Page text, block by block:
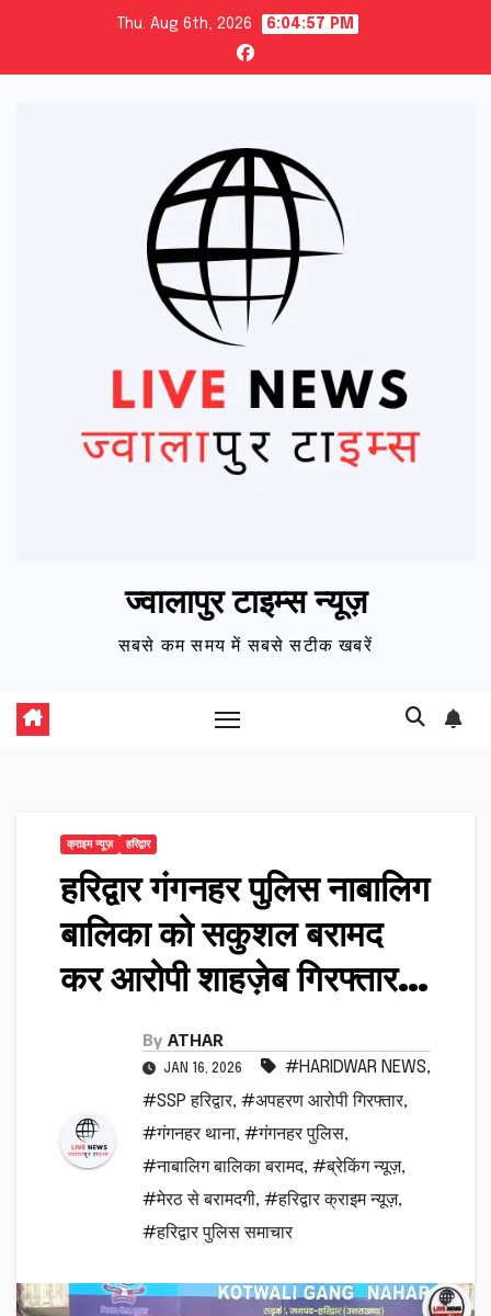
content
Thu. Aug 6th, 2026 6:04:59 PM
ज्वालापुर टाइम्स न्यूज़
सबसे कम समय में सबसे सटीक खबरें
क्राइम न्यूज़ हरिद्वार
हरिद्वार गंगनहर पुलिस नाबालिग
बालिका को सकुशल बरामद
कर आरोपी शाहज़ेब गिरफ्तार…
By ATHAR
JAN 16, 2026 #HARIDWAR NEWS,
#SSP हरिद्वार, #अपहरण आरोपी गिरफ्तार,
#गंगनहर थाना, #गंगनहर पुलिस,
#नाबालिग बालिका बरामद, #ब्रेकिंग न्यूज़,
#मेरठ से बरामदगी, #हरिद्वार क्राइम न्यूज़,
#हरिद्वार पुलिस समाचार